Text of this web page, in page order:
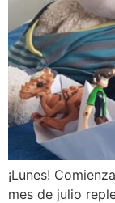
¡Lunes!
mes de julio